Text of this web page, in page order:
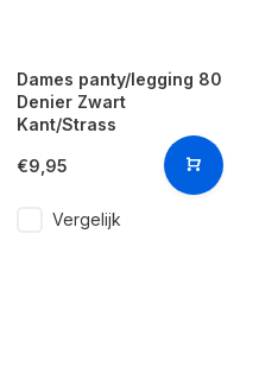
Dames panty/legging 80
Denier Zwart
Kant/Strass
€9,95
Vergelijk